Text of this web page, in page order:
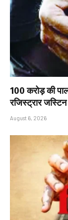
₹100 करोड़ की
रजिस्ट्रार
August 6, 2026